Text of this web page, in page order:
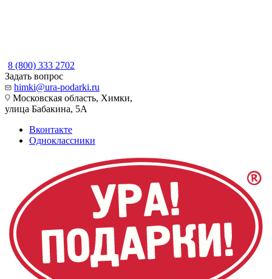
8 (800) 333 2702
Задать вопрос
himki@ura-podarki.ru
Московская область, Химки,
улица Бабакина, 5А
Вконтакте
Одноклассники